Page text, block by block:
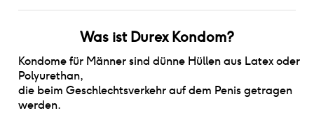
Was istDurex Kondom?
Kondome für Männer sind dünne Hüllen aus Latex oder
Polyurethan,
die beim Geschlechtsverkehr auf dem Penis getragen
werden.